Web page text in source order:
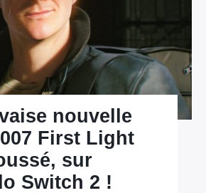
nouvelle
First Light
sur
Switch 2 !